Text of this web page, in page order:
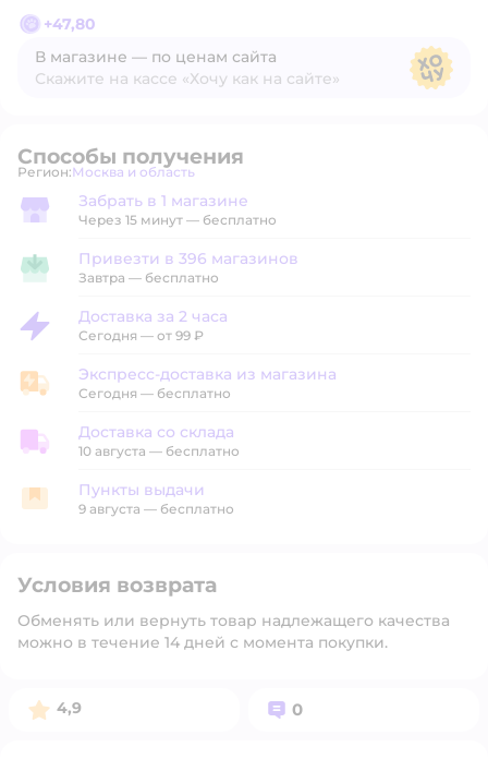
+47,80
В магазине — по ценам сайта
Скажите на кассе «Хочу как на сайте»
Способы получения
Регион: Выбор адреса доставки.
Москва и область
Забрать в магазине
Забрать в 1 магазине
Через 15 минут — бесплатно
Привезти в магазин
Привезти в 396 магазинов
Завтра — бесплатно
Доставка за 2 часа
Доставка за 2 часа
Сегодня — от 99 ₽
Экспресс-доставка из магазина
Экспресс-доставка из магазина
Сегодня — бесплатно
Доставка со склада
Доставка со склада
10 августа — бесплатно
Пункты выдачи
Пункты выдачи
9 августа — бесплатно
Условия возврата
Обменять или вернуть товар надлежащего качества
можно в течение 14 дней с момента покупки.
Рейтинг:
4,9 Вопросов:
0